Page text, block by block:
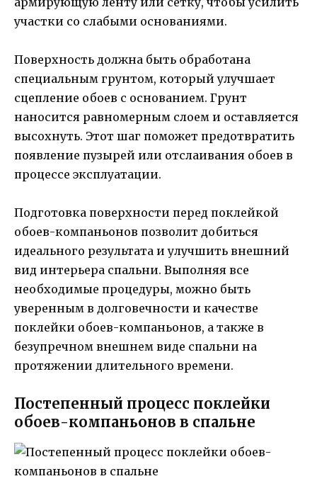
участки со слабыми основаниями.
Поверхность должна быть обработана
специальным грунтом, который улучшает
сцепление обоев с основанием. Грунт
наносится равномерным слоем и оставляется
высохнуть. Этот шаг поможет предотвратить
появление пузырей или отслаивания обоев в
процессе эксплуатации.
Подготовка поверхности перед поклейкой
обоев-компаньонов позволит добиться
идеального результата и улучшить внешний
вид интерьера спальни. Выполняя все
необходимые процедуры, можно быть
уверенным в долговечности и качестве
поклейки обоев-компаньонов, а также в
безупречном внешнем виде спальни на
протяжении длительного времени.
Постепенный процесс поклейки
обоев-компаньонов в спальне